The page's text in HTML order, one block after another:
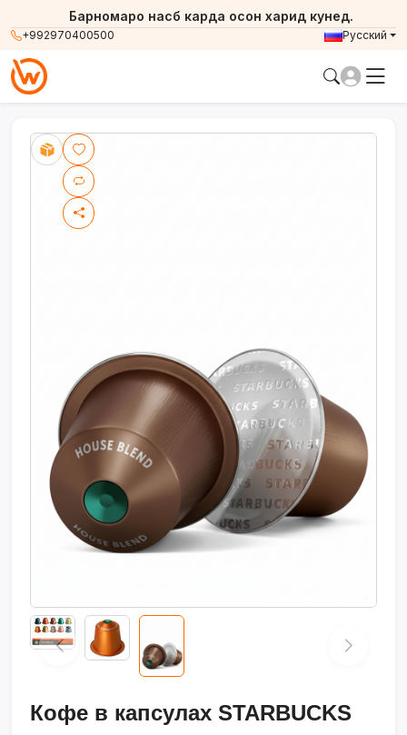
+992970400500
Барномаро насб карда осон харид кунед.
Русский
Кофе в капсулах STARBUCKS